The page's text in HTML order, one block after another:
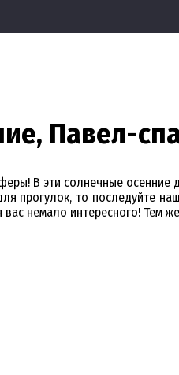
Павел-
В эти солнечные осенние
прогулок, то последуйте
немало интересного! Тем